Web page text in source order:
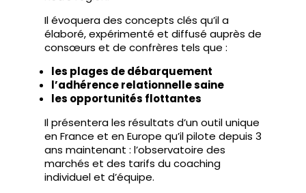
Il évoquera des concepts clés qu’il a
élaboré, expérimenté et diffusé auprès de
consœurs et de confrères tels que :
les plages de débarquement
l’adhérence relationnelle saine
les opportunités flottantes
Il présentera les résultats d’un outil unique
en France et en Europe qu’il pilote depuis 3
ans maintenant : l’observatoire des
marchés et des tarifs du coaching
individuel et d’équipe.